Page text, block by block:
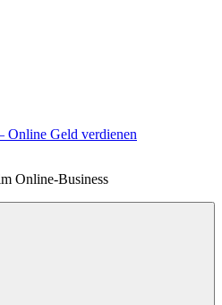
Online Geld verdienen
Online-Business